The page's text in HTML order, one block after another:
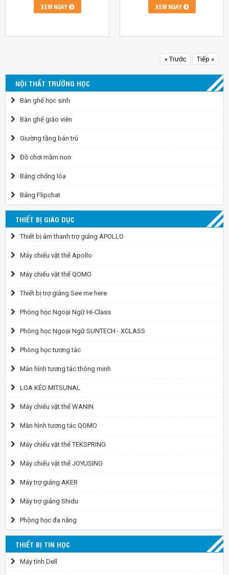
XEM NGAY XEM NGAY
« Trước Tiếp »
NỘI THẤT TRƯỜNG HỌC
Bàn ghế học sinh
Bàn ghế giáo viên
Giường tầng bán trú
Đồ chơi mầm non
Bảng chống lóa
Bảng Flipchat
THIẾT BỊ GIÁO DỤC
Thiết bị âm thanh trợ giảng APOLLO
Máy chiếu vật thể Apollo
Máy chiếu vật thể QOMO
Thiết bị trợ giảng See me here
Phòng học Ngoại Ngữ Hi-Class
Phòng học Ngoại Ngữ SUNTECH - XCLASS
Phòng học tương tác
Màn hình tương tác thông minh
LOA KÉO MITSUNAL
Máy chiếu vật thể WANIN
Màn hình tương tác QOMO
Máy chiếu vật thể TEKSPRING
Máy chiếu vật thể JOYUSING
Máy trợ giảng AKER
Máy trợ giảng Shidu
Phòng học đa năng
THIẾT BỊ TIN HỌC
Máy tính Dell